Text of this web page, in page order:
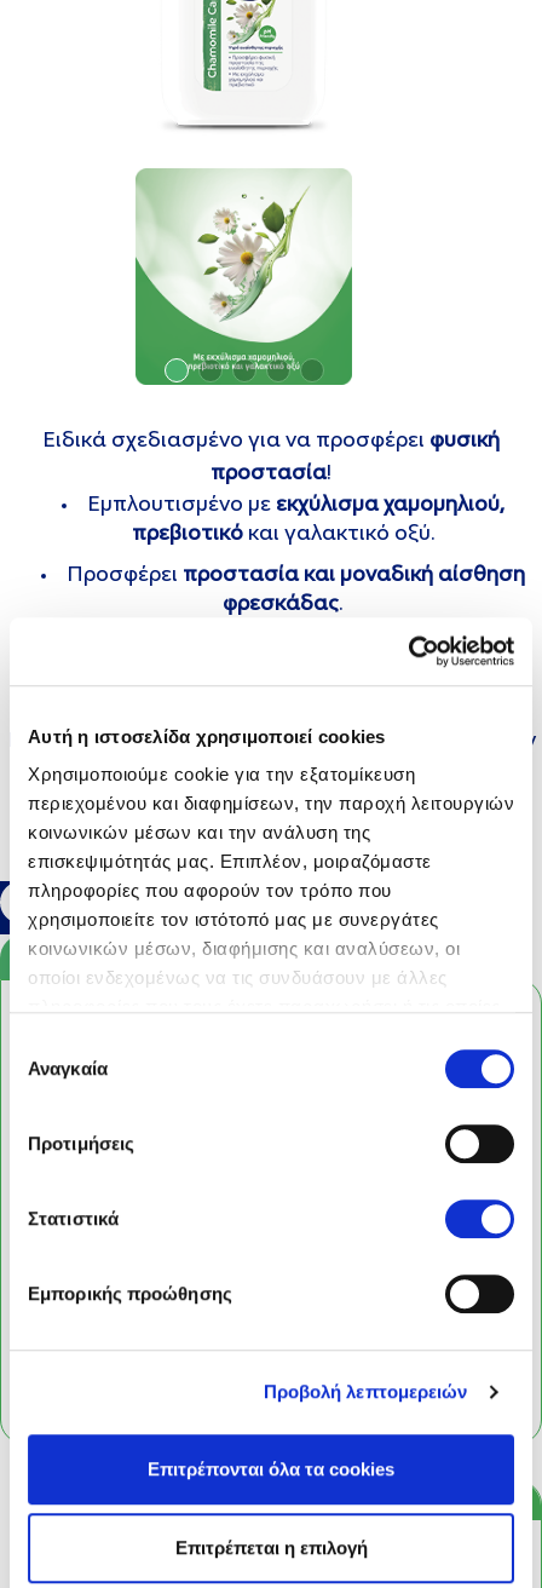
Αυτή η ιστοσελίδα χρησιμοποιεί cookies
Χρησιμοποιούμε cookie για την εξατομίκευση
περιεχομένου και διαφημίσεων, την παροχή λειτουργιών
κοινωνικών μέσων και την ανάλυση της
επισκεψιμότητάς μας. Επιπλέον, μοιραζόμαστε
πληροφορίες που αφορούν τον τρόπο που
χρησιμοποιείτε τον ιστότοπό μας με συνεργάτες
κοινωνικών μέσων, διαφήμισης και αναλύσεων, οι
οποίοι ενδεχομένως να τις συνδυάσουν με άλλες
των υπηρεσιών τους.
συγκατάθεσης
Αναγκαία
Προτιμήσεις
Στατιστικά
Εμπορικής προώθησης
Προβολή λεπτομερειών
Επιτρέπονται όλα τα cookies
Επιτρέπεται η επιλογή
Ειδικά σχεδιασμένο για να προσφέρει φυσική
προστασία!
Εμπλουτισμένο με εκχύλισμα χαμομηλιού,
πρεβιοτικόκαι γαλακτικό οξύ.
Προσφέρει προστασία και μοναδική αίσθηση
φρεσκάδας.
της ευαίσθητης περιοχής.
Δερματολογικά ελεγμένο.
Κατάλληλο για γυναίκες που έχουν ανάγκη από έναν
αποτελεσματικό και παράλληλα απαλό, φυσικό
καθαρισμό.
Διαθέσιμο σεσυσκευασία 250mlμε αντλία.
ΔΕΣ ΤΟ ΒΙΝΤΕΟ